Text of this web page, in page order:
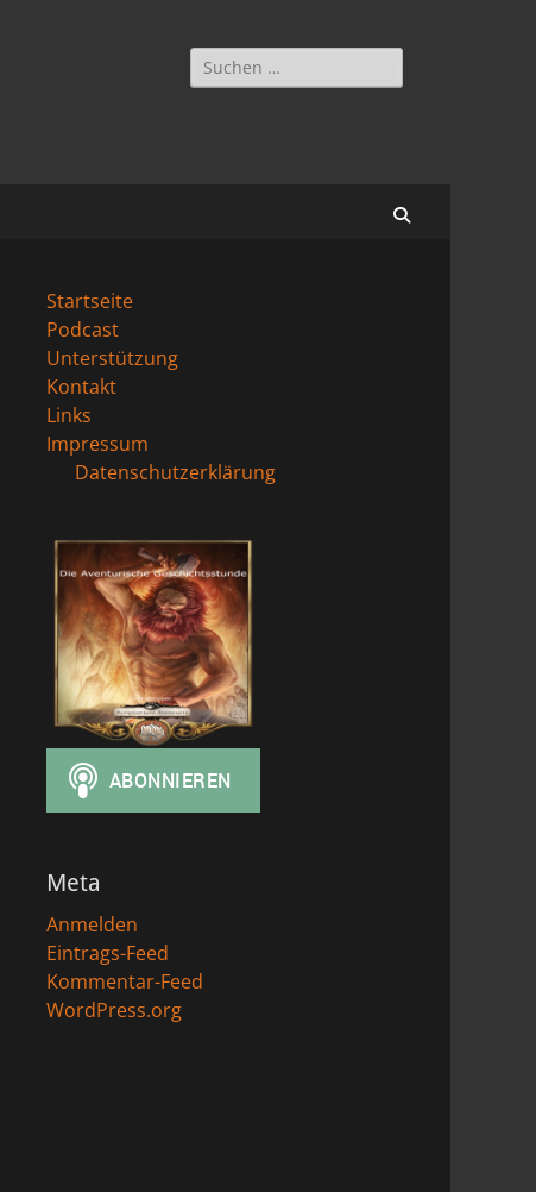
Suchen
nach:
Startseite
Podcast
Unterstützung
Kontakt
Links
Impressum
Datenschutzerklärung
Meta
Anmelden
Eintrags-Feed
Kommentar-Feed
WordPress.org